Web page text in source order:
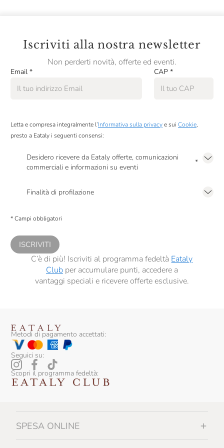
Terre Di Altamura
Tesori Della Terra
Testa Conserve
Valverbe
Yogi Tea
Iscriviti alla nostra newsletter
Non perderti novità, offerte ed eventi.
Email * CAP *
Letta e compresa integralmente l’Informativa sulla privacye sui Cookie,
presto a Eataly i seguenti consensi:
Desidero ricevere da Eataly offerte, comunicazioni
commerciali e informazioni su eventi
*
Finalità di profilazione
comunicazioni commerciali personalizzate, in caso di consenso prestato ai
* Campi obbligatori
ISCRIVITI
C’è di più! Iscriviti al programma fedeltà Eataly
Clubper accumulare punti, accedere a
vantaggi speciali e ricevere offerte esclusive.
Metodi di pagamento accettati:
Seguici su:
Scopri il programma fedeltà:
SPESA ONLINE